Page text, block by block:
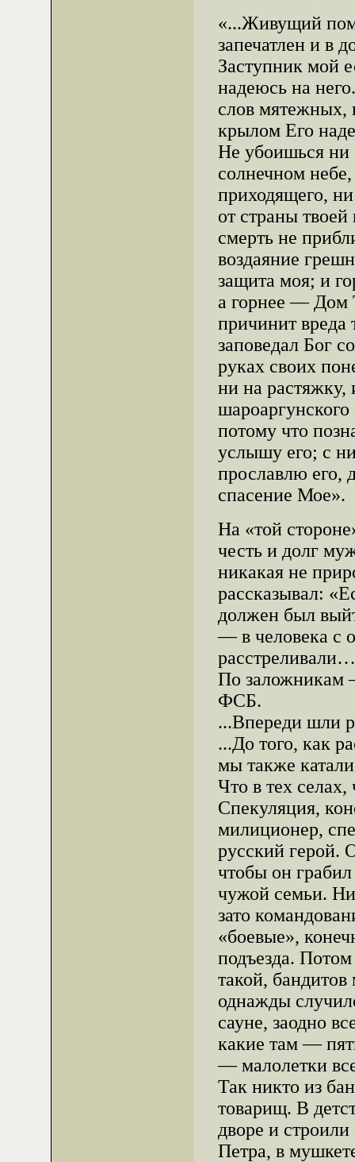
«...Живущий
запечатлен и в
Заступник мой
надеюсь на
слов мятежных,
крылом Его
Не убоишься ни
солнечном
приходящего,
от страны
смерть не
воздаяние
защита моя; и
а горнее — Дом
причинит вреда
заповедал Бог
руках своих
ни на
потому что
услышу его; с
прославлю его,
спасение Мое».
На «той
честь и долг
никакая не
рассказывал:
должен был
— в человека с
расстреливали…
По заложникам
ФСБ.
...Впереди шли
...До того, как
мы также
Что в тех
Спекуляция,
милиционер,
русский герой.
чтобы он
чужой семьи.
зато
«боевые»,
подъезда.
такой,
однажды
сауне, заодно
какие там —
— малолетки
Так никто из
товарищ. В
дворе и
Петра, в